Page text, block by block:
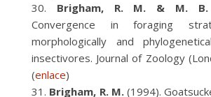
Brigham, R. M. & M. B.
Convergence in foraging
morphologically and
insectivores. Journal of Zoology
(enlace)
Brigham, R. M.(1994).